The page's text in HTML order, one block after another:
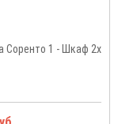
Соренто 1 - Шкаф 2х